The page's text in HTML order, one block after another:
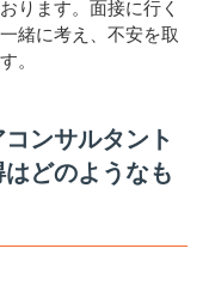
ります。面接に行く
緒に考え、不安を取
。
ンサルタント
どのようなも